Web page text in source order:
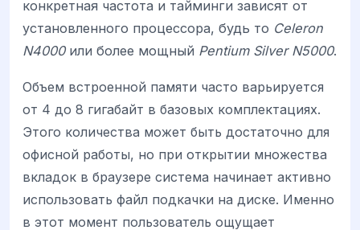
конкретная частота и тайминги зависят от
установленного процессора, будь то Celeron
N4000или более мощный Pentium Silver N5000.
Объем встроенной памяти часто варьируется
от 4 до 8 гигабайт в базовых комплектациях.
Этого количества может быть достаточно для
офисной работы, но при открытии множества
вкладок в браузере система начинает активно
использовать файл подкачки на диске. Именно
в этот момент пользователь ощущает